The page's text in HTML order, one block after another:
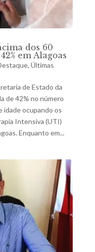
dos 60
em Alagoas
, Últimas
de Estado da
de 42% no número
idade ocupando os
Intensiva (UTI)
Enquanto em...